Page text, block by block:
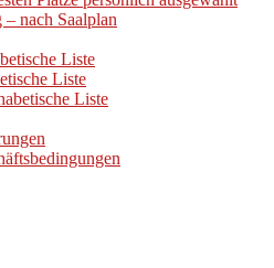
nach Saalplan
Liste
Liste
Liste